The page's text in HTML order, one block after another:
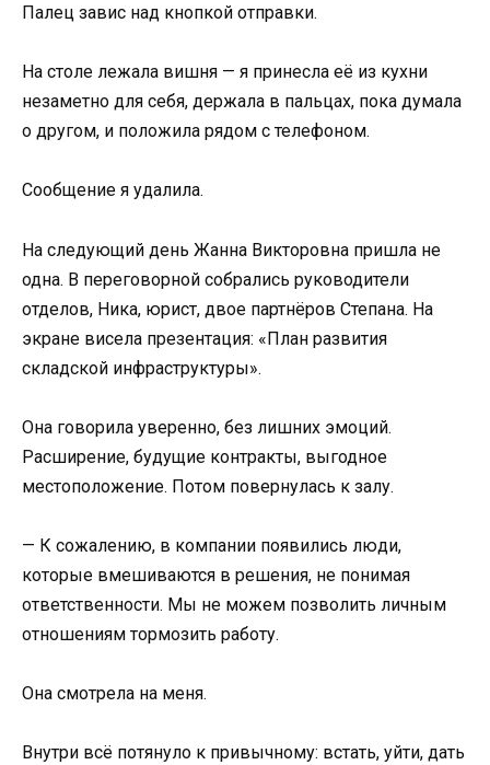
Палец завис над кнопкой отправки.
На столе лежала вишня — я принесла её из кухни
незаметно для себя, держала в пальцах, пока думала
о другом, и положила рядом с телефоном.
Сообщение я удалила.
На следующий день Жанна Викторовна пришла не
одна. В переговорной собрались руководители
отделов, Ника, юрист, двое партнёров Степана. На
экране висела презентация: «План развития
складской инфраструктуры».
Она говорила уверенно, без лишних эмоций.
Расширение, будущие контракты, выгодное
местоположение. Потом повернулась к залу.
— К сожалению, в компании появились люди,
которые вмешиваются в решения, не понимая
ответственности. Мы не можем позволить личным
отношениям тормозить работу.
Она смотрела на меня.
Внутри всё потянуло к привычному: встать, уйти, дать